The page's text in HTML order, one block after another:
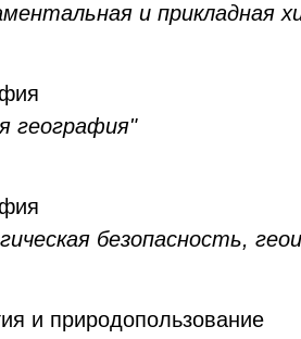
и прикладная
география"
безопасность,
и природопользование